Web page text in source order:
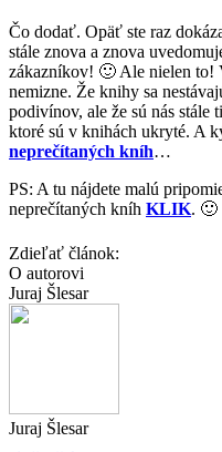
Čo dodať. Opäť ste raz
stále znova a znova
zákazníkov! 🙂 Ale nielen to!
nemizne. Že knihy sa
podivínov, ale že sú nás stále
ktoré sú v knihách ukryté. A
neprečítaných kníh…
PS: A tu nájdete malú
neprečítaných kníh KLIK. 🙂
Zdieľať článok:
O autorovi
Juraj Šlesar
Juraj Šlesar